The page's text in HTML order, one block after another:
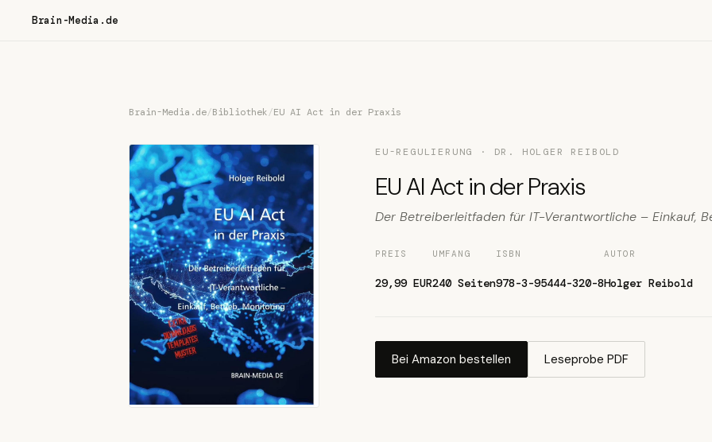
Brain-Media.de
Brain-Media.de/Bibliothek/EU AI Act in der Praxis
EU-REGULIERUNG · DR. HOLGER REIBOLD
EU AI Act in der Praxis
Der Betreiberleitfaden für IT-Verantwortliche – Einkauf,
PREIS
29,99 EUR
UMFANG
240 Seiten
ISBN
978-3-95444-320-8
AUTOR
Holger Reibold
Bei Amazon bestellen Leseprobe PDF